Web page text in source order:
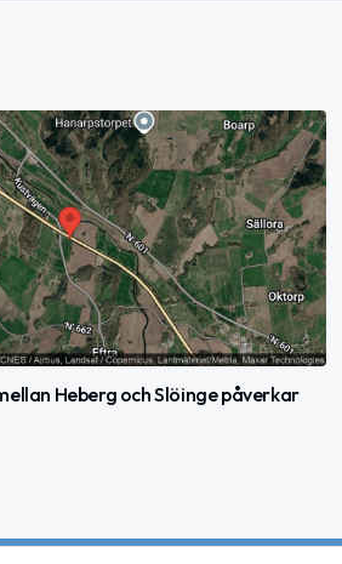
Heberg och Slöinge påverkar